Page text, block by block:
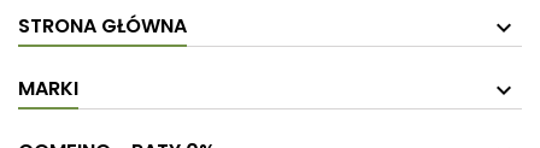
STRONA GŁÓWNA
MARKI